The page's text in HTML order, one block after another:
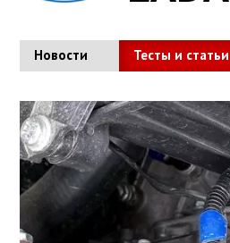
Новости Тесты и статьи